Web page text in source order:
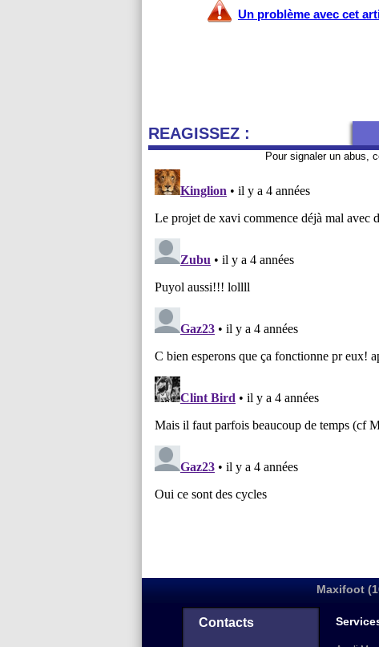
Un problème avec cet
REAGISSEZ :
Pour signaler un abus,
Maxifoot
Contacts